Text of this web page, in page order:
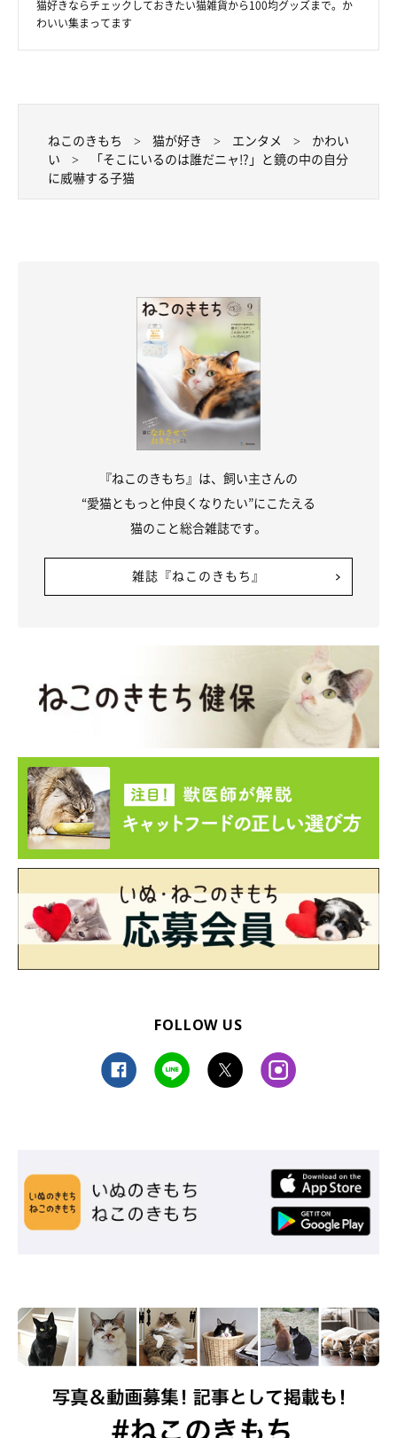
猫好きならチェックしておきたい猫雑貨から100均グッズまで。か
わいい集まってます
ねこのきもち 猫が好き エンタメ
かわい
い
「そこにいるのは誰だニャ!?」と鏡の中の自分
に威嚇する子猫
『ねこのきもち』は、飼い主さんの
“愛猫ともっと仲良くなりたい”にこたえる
猫のこと総合雑誌です。
雑誌『ねこのきもち』
FOLLOW US